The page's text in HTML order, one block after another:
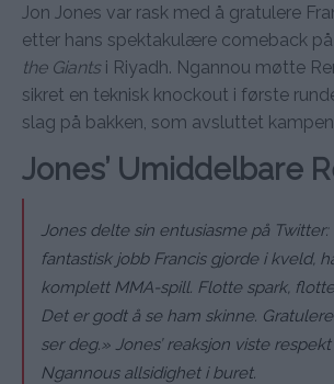
Jon Jones var rask med å gratulere
etter hans spektakulære comeback på
the Giantsi Riyadh. Ngannou møtte
sikret en teknisk knockout i første
slag på bakken, som avsluttet kampen
Jones’ Umiddelbare
Jones delte sin entusiasme på Twitter:
fantastisk jobb Francis gjorde i kveld,
komplett MMA-spill. Flotte spark,
Det er godt å se ham skinne.
ser deg.» Jones’ reaksjon viste
Ngannous allsidighet i buret.